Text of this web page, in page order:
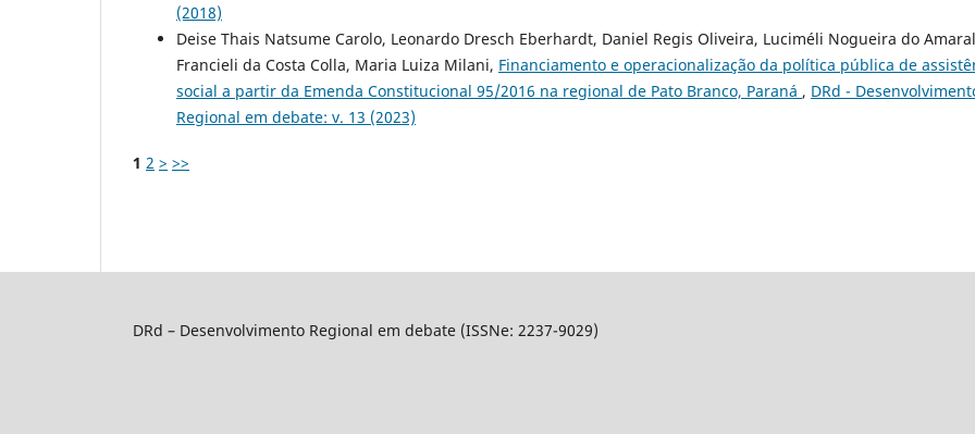
(2018)
Deise Thais Natsume Carolo, Leonardo Dresch Eberhardt, Daniel Regis Oliveira, Luciméli Nogueira do
Francieli da Costa Colla, Maria Luiza Milani, Financiamento e operacionalização da política pública de
social a partir da Emenda Constitucional 95/2016 na regional de Pato Branco, Paraná , DRd -
Regional em debate: v. 13 (2023)
1 2 > >>
DRd – Desenvolvimento Regional em debate (ISSNe: 2237-9029)